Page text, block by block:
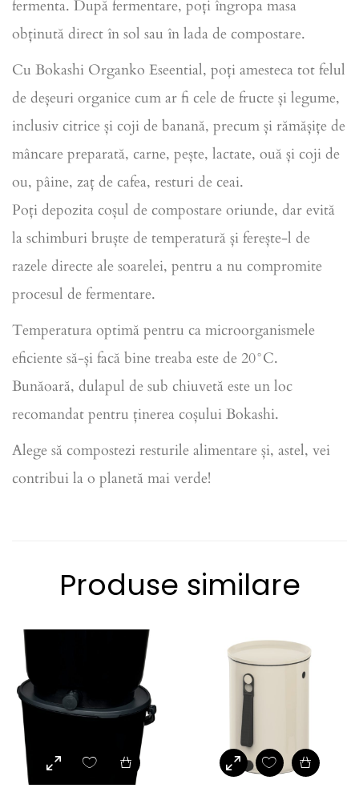
fermenta. După fermentare, poți îngropa masa
obținută direct în sol sau în lada de compostare.
Cu Bokashi Organko Eseential, poți amesteca tot felul
de deșeuri organice cum ar fi cele de fructe și legume,
inclusiv citrice și coji de banană, precum și rămășițe de
mâncare preparată, carne, pește, lactate, ouă și coji de
ou, pâine, zaț de cafea, resturi de ceai.
Poți depozita coșul de compostare oriunde, dar evită
la schimburi bruște de temperatură și ferește-l de
razele directe ale soarelei, pentru a nu compromite
procesul de fermentare.
Temperatura optimă pentru ca microorganismele
eficiente să-și facă bine treaba este de 20°C.
Bunăoară, dulapul de sub chiuvetă este un loc
recomandat pentru ținerea coșului Bokashi.
Alege să compostezi resturile alimentare și, astel, vei
contribui la o planetă mai verde!
Produse similare